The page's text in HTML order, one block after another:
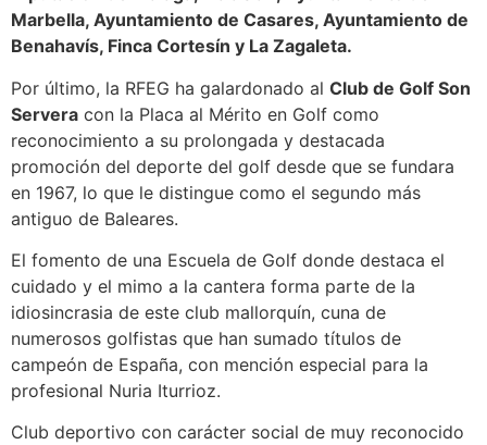
Marbella, Ayuntamiento de Casares, Ayuntamiento de
Benahavís, Finca Cortesín y La Zagaleta.
Por último, la RFEG ha galardonado al Club de Golf Son
Servera con la Placa al Mérito en Golf como
reconocimiento a su prolongada y destacada
promoción del deporte del golf desde que se fundara
en 1967, lo que le distingue como el segundo más
antiguo de Baleares.
El fomento de una Escuela de Golf donde destaca el
cuidado y el mimo a la cantera forma parte de la
idiosincrasia de este club mallorquín, cuna de
numerosos golfistas que han sumado títulos de
campeón de España, con mención especial para la
profesional Nuria Iturrioz.
Club deportivo con carácter social de muy reconocido